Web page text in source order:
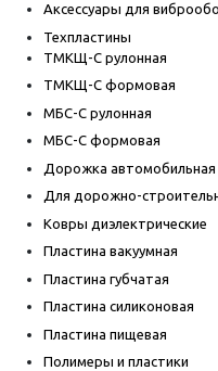
Аксессуары для
Техпластины
ТМКЩ-С рулонная
ТМКЩ-С формовая
МБС-С рулонная
МБС-С формовая
Дорожка автомобильная
Для дорожно-
Ковры диэлектрические
Пластина вакуумная
Пластина губчатая
Пластина силиконовая
Пластина пищевая
Полимеры и пластики